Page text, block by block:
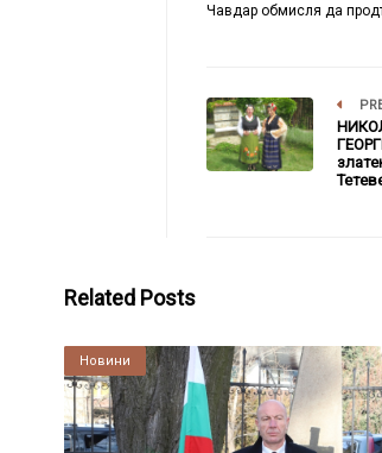
Чавдар обмисля да
Related Posts
Култура
Новини